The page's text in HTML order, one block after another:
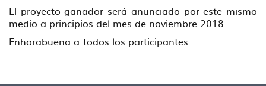
El proyecto ganador será anunciado por este mismo
medio a principios del mes de noviembre 2018.
Enhorabuena a todos los participantes.